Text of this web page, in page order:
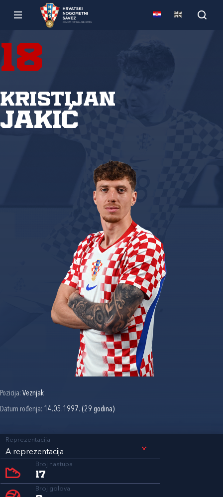
18
Kristijan
Jakić
Pozicija: Veznjak
Datum rođenja: 14.05.1997. (29 godina)
Reprezentacija
A reprezentacija
Broj nastupa
17
Broj golova